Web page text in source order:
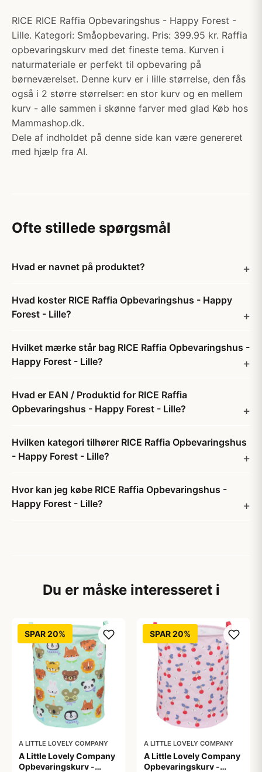
RICE RICE Raffia Opbevaringshus - Happy Forest -
Lille. Kategori: Småopbevaring. Pris: 399.95 kr. Raffia
opbevaringskurv med det fineste tema. Kurven i
naturmateriale er perfekt til opbevaring på
børneværelset. Denne kurv er i lille størrelse, den fås
også i 2 større størrelser: en stor kurv og en mellem
kurv - alle sammen i skønne farver med glad Køb hos
Mammashop.dk.
Dele af indholdet på denne side kan være genereret
med hjælp fra AI.
Ofte stillede spørgsmål
Hvad er navnet på produktet?
Hvad koster RICE Raffia Opbevaringshus - Happy
Forest - Lille?
Hvilket mærke står bag RICE Raffia Opbevaringshus -
Happy Forest - Lille?
Hvad er EAN / Produktid for RICE Raffia
Opbevaringshus - Happy Forest - Lille?
Hvilken kategori tilhører RICE Raffia Opbevaringshus
- Happy Forest - Lille?
Hvor kan jeg købe RICE Raffia Opbevaringshus -
Happy Forest - Lille?
Du er måske interesseret i
SPAR 20%
A LITTLE LOVELY COMPANY
A Little Lovely Company
Opbevaringskurv -
SPAR 20%
A LITTLE LOVELY COMPANY
A Little Lovely Company
Opbevaringskurv -